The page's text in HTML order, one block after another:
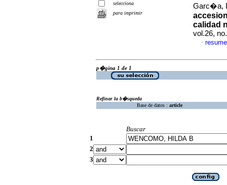
selecciona
para imprimir
Garc�a,
calidad
vol.26,
·
p�gina 1 de 1
Refinar la b�squeda
Base de datos : article
Buscar
1
2
3